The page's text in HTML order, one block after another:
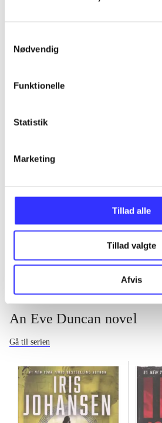
Nødvendig
Funktionelle
Statistik
Marketing
Tillad alle
Tillad valgte
Afvis
Alle registrerede artikler fordelt på
...
An Eve Duncan novel
Gå til serien